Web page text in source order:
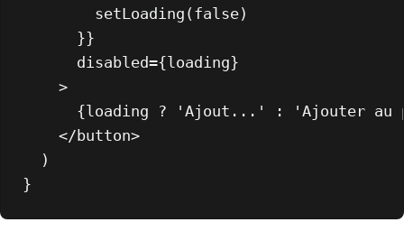
        setLoading(false)
      }}
      disabled={loading}
    >
{loading ? 'Ajout...' : 'Ajouter au
</ button>
  )